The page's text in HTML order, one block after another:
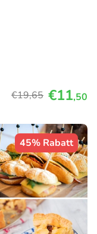
€19,65 €11,50
45% Rabatt